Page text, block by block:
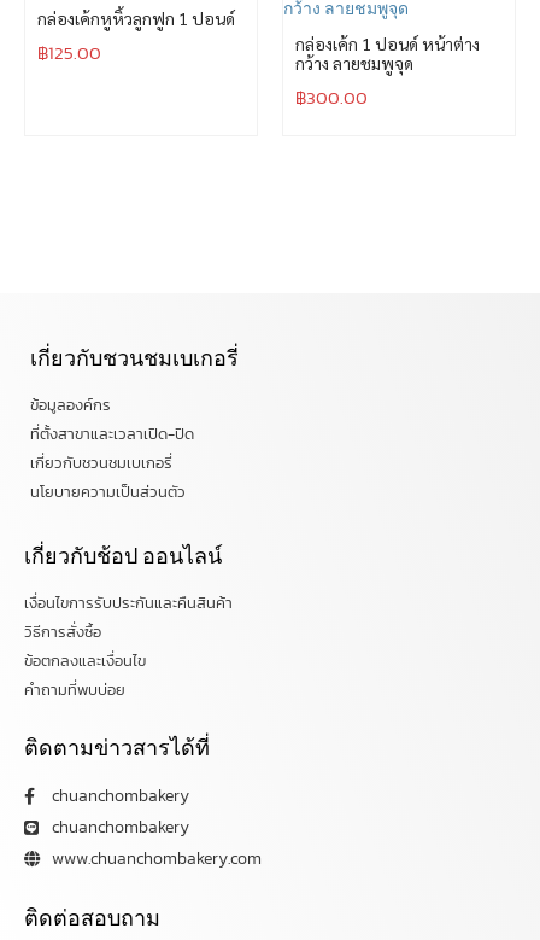
กล่องเค้กหูหิ้วลูกฟูก 1 ปอนด์
฿125.00
กล่องเค้ก 1 ปอนด์ หน้าต่าง
กว้าง ลายชมพูจุด
฿300.00
เกี่ยวกับชวนชมเบเกอรี่
ข้อมูลองค์กร
ที่ตั้งสาขาและเวลาเปิด-ปิด
เกี่ยวกับชวนชมเบเกอรี่
นโยบายความเป็นส่วนตัว
เกี่ยวกับช้อป ออนไลน์
เงื่อนไขการรับประกันและคืนสินค้า
วิธีการสั่งซื้อ
ข้อตกลงและเงื่อนไข
คำถามที่พบบ่อย
ติดตามข่าวสารได้ที่
chuanchombakery
chuanchombakery
www.chuanchombakery.com
ติดต่อสอบถาม